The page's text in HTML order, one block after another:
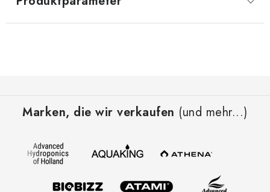
Marken, die wir verkaufen (und mehr...)